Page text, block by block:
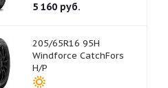
5 160руб.
205/65R16 95H
Windforce CatchFors
H/P